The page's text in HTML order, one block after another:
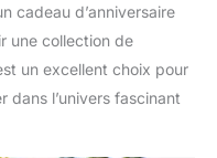
cadeau d’anniversaire
une collection de
un excellent choix pour
dans l’univers fascinant